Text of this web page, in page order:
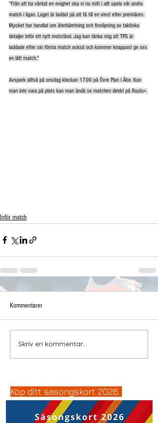
"Från att ha väntat en evighet ska vi nu mitt i allt spela vår andra
match i ligan. Laget är laddat på att få till en vinst efter premiären.
Mycket har handlat om återhämtning och finslipning av taktiska
detaljer inför ett nytt motstånd. Jag kan tänka mig att TPS är
laddade efter sin första match också och kommer knappast ge oss
en lätt match."
Avspark alltså på onsdag klockan 17.00 på Övre Plan i Åbo. Kan
man inte vara på plats kan man ändå se matchen direkt på Ruutu+.
Inför match
Kommentarer
Skriv en kommentar...
Köp ditt säsongskort 2026: